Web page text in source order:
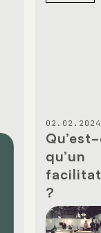
02.02.2024
qu’un
?